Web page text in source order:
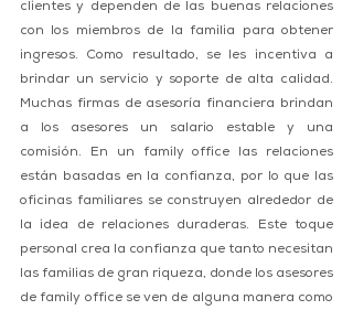
clientes y dependen de las buenas relaciones
con los miembros de la familia para obtener
ingresos. Como resultado, se les incentiva a
brindar un servicio y soporte de alta calidad.
Muchas firmas de asesoría financiera brindan
a los asesores un salario estable y una
comisión. En un family office las relaciones
están basadas en la confianza, por lo que las
oficinas familiares se construyen alrededor de
la idea de relaciones duraderas. Este toque
personal crea la confianza que tanto necesitan
las familias de gran riqueza, donde los asesores
de family office se ven de alguna manera como